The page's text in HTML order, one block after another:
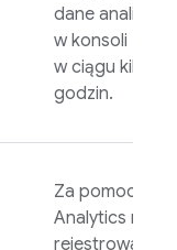
dane
w konsoli
w ciągu kilku
godzin.
Za pomocą
Analytics
rejestrować